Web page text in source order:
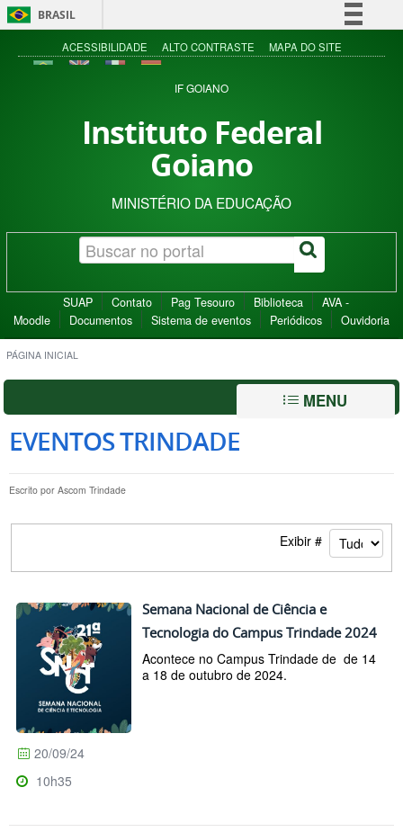
BRASIL
Simplifique!
Acesso à informação
ACESSIBILIDADE ALTO CONTRASTE MAPA DO SITE
IF GOIANO
Instituto Federal
Goiano
MINISTÉRIO DA EDUCAÇÃO
SUAP Contato Pag Tesouro Biblioteca
AVA -
Moodle
Documentos Sistema de eventos Periódicos Ouvidoria
PÁGINA INICIAL
MENU
EVENTOS TRINDADE
Escrito por Ascom Trindade
Exibir #
Semana Nacional de Ciência e
Tecnologia do Campus Trindade 2024
Acontece no Campus Trindade de de 14
a 18 de outubro de 2024.
20/09/24
10h35